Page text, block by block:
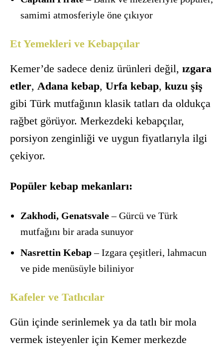
samimi atmosferiyle öne çıkıyor
Et Yemekleri ve Kebapçılar
Kemer’de sadece deniz ürünleri değil, ızgara
etler, Adana kebap, Urfa kebap, kuzu şiş
gibi Türk mutfağının klasik tatları da oldukça
rağbet görüyor. Merkezdeki kebapçılar,
porsiyon zenginliği ve uygun fiyatlarıyla ilgi
çekiyor.
Popüler kebap mekanları:
Zakhodi, Genatsvale– Gürcü ve Türk
mutfağını bir arada sunuyor
Nasrettin Kebap– Izgara çeşitleri, lahmacun
ve pide menüsüyle biliniyor
Kafeler ve Tatlıcılar
Gün içinde serinlemek ya da tatlı bir mola
vermek isteyenler için Kemer merkezde